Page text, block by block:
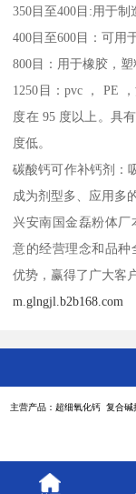
350目至400目:用于制
400目至600目：可用
800目：用于橡胶，
1250目：pvc ， PE
度在 95 度以上。具
度低。
碳酸钙可作补钙剂：
成为剂型多、应用多
兴安南国金磊粉体
意的经营理念和品种
优势，赢得了广大客
m.glngjl.b2b168.com
主营产品：超细氧化钙 复合